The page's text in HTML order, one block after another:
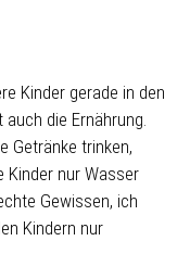
Kinder gerade in den
die Ernährung.
Getränke trinken,
Kinder nur Wasser
Gewissen, ich
Kindern nur